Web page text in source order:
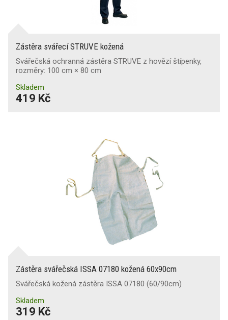
Zástěra svářecí STRUVE kožená
Svářečská ochranná zástěra STRUVE z hovězí štípenky,
rozměry: 100 cm × 80 cm
Skladem
419 Kč
Zástěra svářečská ISSA 07180 kožená 60x90cm
Svářečská kožená zástěra ISSA 07180 (60/90cm)
Skladem
319 Kč